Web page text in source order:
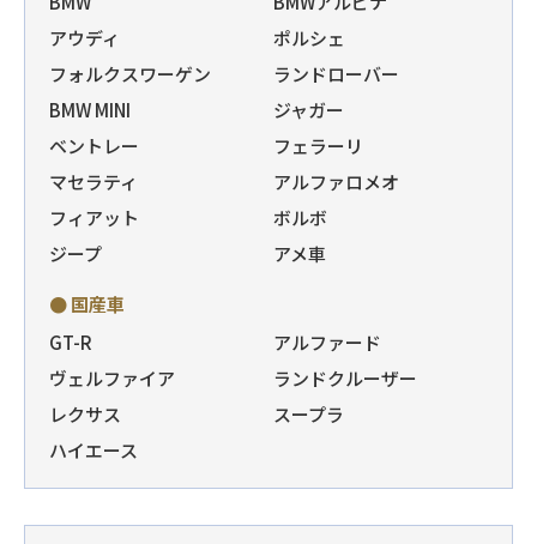
アウディ
ポルシェ
フォルクスワーゲン
ランドローバー
BMW MINI
ジャガー
ベントレー
フェラーリ
マセラティ
アルファロメオ
フィアット
ボルボ
ジープ
アメ車
● 国産車
GT-R
アルファード
ヴェルファイア
ランドクルーザー
レクサス
スープラ
ハイエース